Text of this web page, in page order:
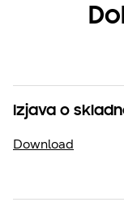
Izjava o
Download